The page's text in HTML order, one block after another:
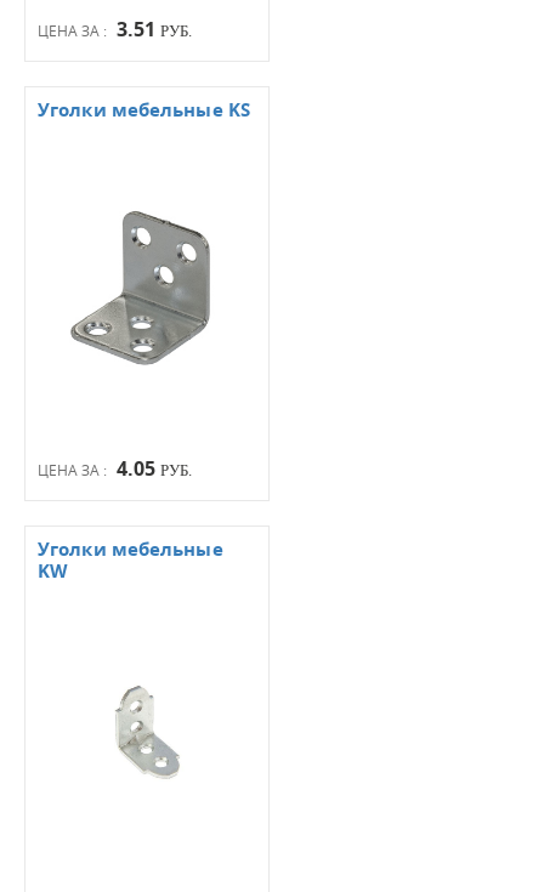
ЦЕНА ЗА : 3.51 РУБ.
ЦЕНА ЗА : 4.05 РУБ.
Уголки мебельные KS
Уголки мебельные
KW